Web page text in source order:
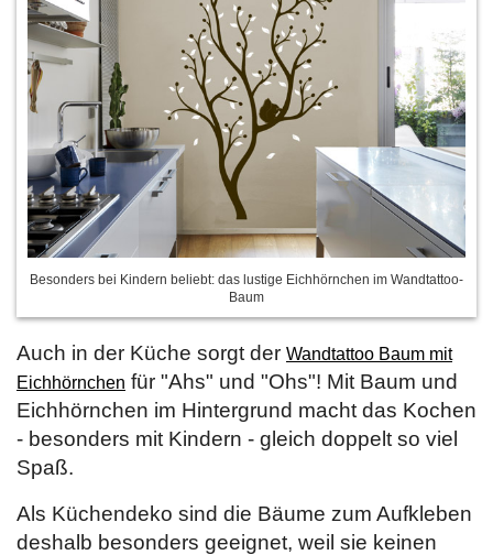
Besonders bei Kindern beliebt: das lustige Eichhörnchen im Wandtattoo-
Baum
Auch in der Küche sorgt der Wandtattoo Baum mit
Eichhörnchen für "Ahs" und "Ohs"! Mit Baum und
Eichhörnchen im Hintergrund macht das Kochen
- besonders mit Kindern - gleich doppelt so viel
Spaß.
Als Küchendeko sind die Bäume zum Aufkleben
deshalb besonders geeignet, weil sie keinen